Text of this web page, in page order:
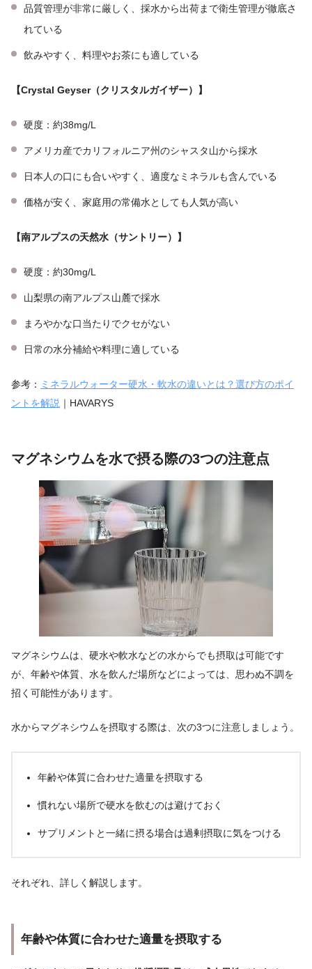
品質管理が非常に厳しく、採水から出荷まで衛生管理が徹底さ
れている
飲みやすく、料理やお茶にも適している
【Crystal Geyser（クリスタルガイザー）】
硬度：約38mg/L
アメリカ産でカリフォルニア州のシャスタ山から採水
日本人の口にも合いやすく、適度なミネラルも含んでいる
価格が安く、家庭用の常備水としても人気が高い
【南アルプスの天然水（サントリー）】
硬度：約30mg/L
山梨県の南アルプス山麓で採水
まろやかな口当たりでクセがない
日常の水分補給や料理に適している
参考： ミネラルウォーター硬水・軟水の違いとは？選び方のポイ
ントを解説 ｜HAVARYS
マグネシウムを水で摂る際の3つの注意点
マグネシウムは、硬水や軟水などの水からでも摂取は可能です
が、年齢や体質、水を飲んだ場所などによっては、思わぬ不調を
招く可能性があります。
水からマグネシウムを摂取する際は、次の3つに注意しましょう。
年齢や体質に合わせた適量を摂取する
慣れない場所で硬水を飲むのは避けておく
サプリメントと一緒に摂る場合は過剰摂取に気をつける
それぞれ、詳しく解説します。
年齢や体質に合わせた適量を摂取する